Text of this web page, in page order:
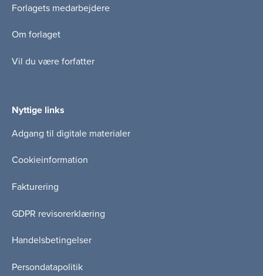
Forlagets medarbejdere
Om forlaget
Vil du være forfatter
Nyttige links
Adgang til digitale materialer
Cookieinformation
Fakturering
GDPR revisorerklæring
Handelsbetingelser
Persondatapolitik